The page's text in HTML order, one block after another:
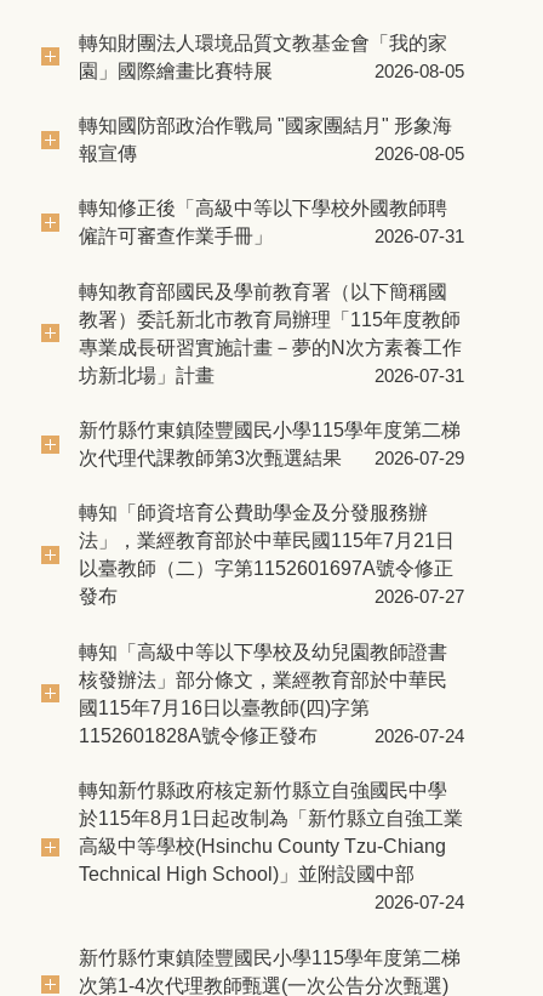
轉知財團法人環境品質文教基金會「我的家
園」國際繪畫比賽特展
2026-08-05
轉知國防部政治作戰局 "國家團結月" 形象海
報宣傳
2026-08-05
轉知修正後「高級中等以下學校外國教師聘
僱許可審查作業手冊」
2026-07-31
轉知教育部國民及學前教育署（以下簡稱國
教署）委託新北市教育局辦理「115年度教師
專業成長研習實施計畫－夢的N次方素養工作
坊新北場」計畫
2026-07-31
新竹縣竹東鎮陸豐國民小學115學年度第二梯
次代理代課教師第3次甄選結果
2026-07-29
轉知「師資培育公費助學金及分發服務辦
法」，業經教育部於中華民國115年7月21日
以臺教師（二）字第1152601697A號令修正
發布
2026-07-27
轉知「高級中等以下學校及幼兒園教師證書
核發辦法」部分條文，業經教育部於中華民
國115年7月16日以臺教師(四)字第
1152601828A號令修正發布
2026-07-24
轉知新竹縣政府核定新竹縣立自強國民中學
於115年8月1日起改制為「新竹縣立自強工業
高級中等學校(Hsinchu County Tzu-Chiang
Technical High School)」並附設國中部
2026-07-24
新竹縣竹東鎮陸豐國民小學115學年度第二梯
次第1-4次代理教師甄選(一次公告分次甄選)